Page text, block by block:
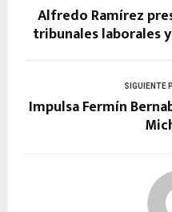
Alfredo Ramírez
tribunales laborales
SIGUIENTE
Impulsa Fermín